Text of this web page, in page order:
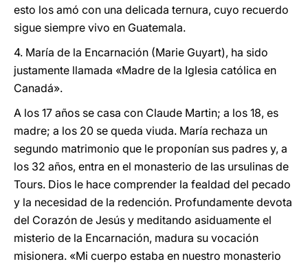
esto los amó con una delicada ternura, cuyo recuerdo
sigue siempre vivo en Guatemala.
4. María de la Encarnación (Marie Guyart), ha sido
justamente llamada «Madre de la Iglesia católica en
Canadá».
A los 17 años se casa con Claude Martin; a los 18, es
madre; a los 20 se queda viuda. María rechaza un
segundo matrimonio que le proponían sus padres y, a
los 32 años, entra en el monasterio de las ursulinas de
Tours. Dios le hace comprender la fealdad del pecado
y la necesidad de la redención. Profundamente devota
del Corazón de Jesús y meditando asiduamente el
misterio de la Encarnación, madura su vocación
misionera. «Mi cuerpo estaba en nuestro monasterio